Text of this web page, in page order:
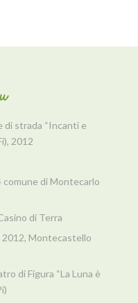
di strada “Incanti e
2012
comune di Montecarlo
di Terra
2012, Montecastello
di Figura “La Luna è